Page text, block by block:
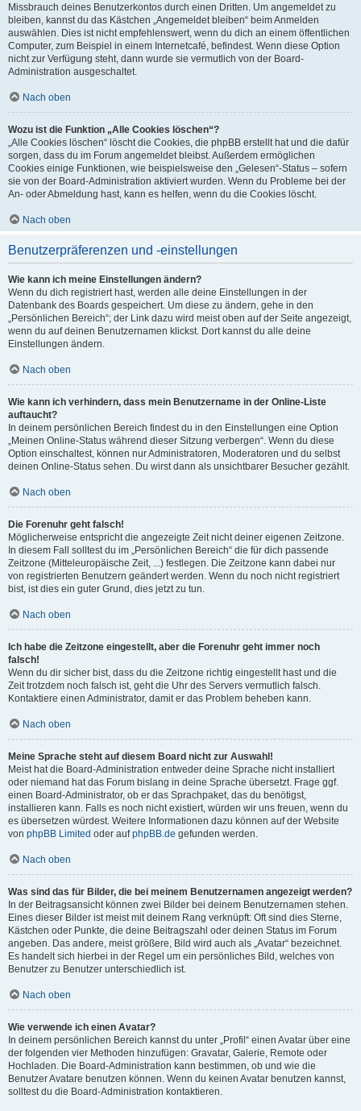
Missbrauch deines Benutzerkontos durch einen Dritten. Um angemeldet zu
bleiben, kannst du das Kästchen „Angemeldet bleiben“ beim Anmelden
auswählen. Dies ist nicht empfehlenswert, wenn du dich an einem öffentlichen
Computer, zum Beispiel in einem Internetcafé, befindest. Wenn diese Option
nicht zur Verfügung steht, dann wurde sie vermutlich von der Board-
Administration ausgeschaltet.
Nach oben
Wozu ist die Funktion „Alle Cookies löschen“?
„Alle Cookies löschen“ löscht die Cookies, die phpBB erstellt hat und die dafür
sorgen, dass du im Forum angemeldet bleibst. Außerdem ermöglichen
Cookies einige Funktionen, wie beispielsweise den „Gelesen“-Status – sofern
sie von der Board-Administration aktiviert wurden. Wenn du Probleme bei der
An- oder Abmeldung hast, kann es helfen, wenn du die Cookies löscht.
Nach oben
Benutzerpräferenzen und -einstellungen
Wie kann ich meine Einstellungen ändern?
Wenn du dich registriert hast, werden alle deine Einstellungen in der
Datenbank des Boards gespeichert. Um diese zu ändern, gehe in den
„Persönlichen Bereich“; der Link dazu wird meist oben auf der Seite angezeigt,
wenn du auf deinen Benutzernamen klickst. Dort kannst du alle deine
Einstellungen ändern.
Nach oben
Wie kann ich verhindern, dass mein Benutzername in der Online-Liste
auftaucht?
In deinem persönlichen Bereich findest du in den Einstellungen eine Option
„Meinen Online-Status während dieser Sitzung verbergen“. Wenn du diese
Option einschaltest, können nur Administratoren, Moderatoren und du selbst
deinen Online-Status sehen. Du wirst dann als unsichtbarer Besucher gezählt.
Nach oben
Die Forenuhr geht falsch!
Möglicherweise entspricht die angezeigte Zeit nicht deiner eigenen Zeitzone.
In diesem Fall solltest du im „Persönlichen Bereich“ die für dich passende
Zeitzone (Mitteleuropäische Zeit, ...) festlegen. Die Zeitzone kann dabei nur
von registrierten Benutzern geändert werden. Wenn du noch nicht registriert
bist, ist dies ein guter Grund, dies jetzt zu tun.
Nach oben
Ich habe die Zeitzone eingestellt, aber die Forenuhr geht immer noch
falsch!
Wenn du dir sicher bist, dass du die Zeitzone richtig eingestellt hast und die
Zeit trotzdem noch falsch ist, geht die Uhr des Servers vermutlich falsch.
Kontaktiere einen Administrator, damit er das Problem beheben kann.
Nach oben
Meine Sprache steht auf diesem Board nicht zur Auswahl!
Meist hat die Board-Administration entweder deine Sprache nicht installiert
oder niemand hat das Forum bislang in deine Sprache übersetzt. Frage ggf.
einen Board-Administrator, ob er das Sprachpaket, das du benötigst,
installieren kann. Falls es noch nicht existiert, würden wir uns freuen, wenn du
es übersetzen würdest. Weitere Informationen dazu können auf der Website
von phpBB Limited oder aufphpBB.de gefunden werden.
Nach oben
Was sind das für Bilder, die bei meinem Benutzernamen angezeigt werden?
In der Beitragsansicht können zwei Bilder bei deinem Benutzernamen stehen.
Eines dieser Bilder ist meist mit deinem Rang verknüpft: Oft sind dies Sterne,
Kästchen oder Punkte, die deine Beitragszahl oder deinen Status im Forum
angeben. Das andere, meist größere, Bild wird auch als „Avatar“ bezeichnet.
Es handelt sich hierbei in der Regel um ein persönliches Bild, welches von
Benutzer zu Benutzer unterschiedlich ist.
Nach oben
Wie verwende ich einen Avatar?
In deinem persönlichen Bereich kannst du unter „Profil“ einen Avatar über eine
der folgenden vier Methoden hinzufügen: Gravatar, Galerie, Remote oder
Hochladen. Die Board-Administration kann bestimmen, ob und wie die
Benutzer Avatare benutzen können. Wenn du keinen Avatar benutzen kannst,
solltest du die Board-Administration kontaktieren.